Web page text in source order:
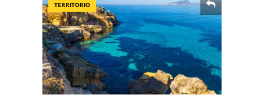
TERRITORIO